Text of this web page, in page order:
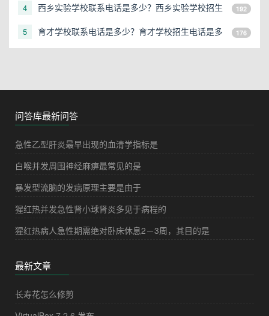
4
西乡实验学校联系电话是多少？西乡实验学校招生
192
5
育才学校联系电话是多少？育才学校招生电话是多
少？
176
问答库最新问答
急性乙型肝炎最早出现的血清学指标是
白喉并发周围神经麻痹最常见的是
暴发型流脑的发病原理主要是由于
猩红热并发急性肾小球肾炎多见于病程的
猩红热病人急性期需绝对卧床休息2－3周，其目的是
最新文章
长寿花怎么修剪